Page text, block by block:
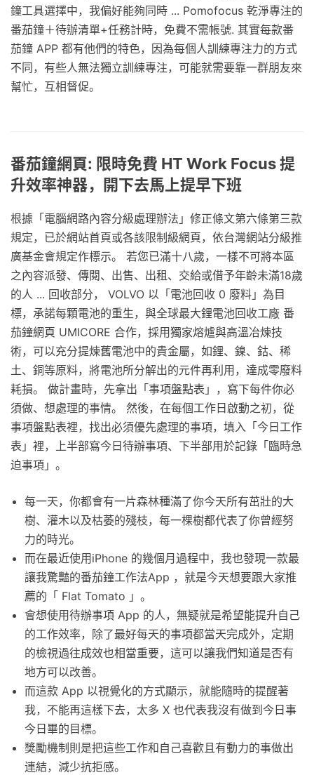
鐘工具選擇中，我偏好能夠同時 ... Pomofocus 乾淨專注的
番茄鐘＋待辦清單+任務計時，免費不需帳號. 其實每款番
茄鐘 APP 都有他們的特色，因為每個人訓練專注力的方式
不同，有些人無法獨立訓練專注，可能就需要靠一群朋友來
幫忙，互相督促。
番茄鐘網頁: 限時免費 HT Work Focus 提
升效率神器，開下去馬上提早下班
根據「電腦網路內容分級處理辦法」修正條文第六條第三款
規定，已於網站首頁或各該限制級網頁，依台灣網站分級推
廣基金會規定作標示。 若您已滿十八歲，一樣不可將本區
之內容派發、傳閱、出售、出租、交給或借予年齡未滿18歲
的人 ... 回收部分， VOLVO 以「電池回收 0 廢料」為目
標，承諾每顆電池的重生，與全球最大鋰電池回收工廠 番
茄鐘網頁 UMICORE 合作，採用獨家熔爐與高溫冶煉技
術，可以充分提煉舊電池中的貴金屬，如鋰、鎳、鈷、稀
土、銅等原料，將電池所分解出的元件再利用，達成零廢料
耗損。 做計畫時，先拿出「事項盤點表」，寫下每件你必
須做、想處理的事情。 然後，在每個工作日啟動之初，從
事項盤點表裡，找出必須優先處理的事項，填入「今日工作
表」裡，上半部寫今日待辦事項、下半部用於記錄「臨時急
迫事項」。
每一天，你都會有一片森林種滿了你今天所有茁壯的大
樹、灌木以及枯萎的殘枝，每一棵樹都代表了你曾經努
力的時光。
而在最近使用iPhone 的幾個月過程中，我也發現一款最
讓我驚豔的番茄鐘工作法App ，就是今天想要跟大家推
薦的「 Flat Tomato 」。
會想使用待辦事項 App 的人，無疑就是希望能提升自己
的工作效率，除了最好每天的事項都當天完成外，定期
的檢視過往成效也相當重要，這可以讓我們知道是否有
地方可以改善。
而這款 App 以視覺化的方式顯示，就能隨時的提醒著
我，不能再這樣下去，太多 X 也代表我沒有做到今日事
今日畢的目標。
獎勵機制則是把這些工作和自己喜歡且有動力的事做出
連結，減少抗拒感。